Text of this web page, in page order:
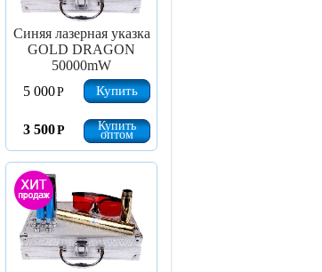
Синяя лазерная указка
GOLD DRAGON
50000mW
5 000Р Купить
3 500Р Купить
оптом